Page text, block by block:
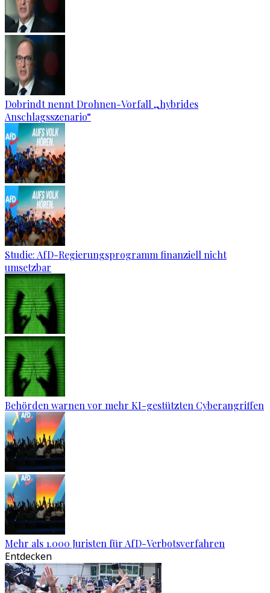
Dobrindt nennt Drohnen-Vorfall „hybrides
Anschlagsszenario“
Studie: AfD-Regierungsprogramm finanziell nicht
umsetzbar
Behörden warnen vor mehr KI-gestützten Cyberangriffen
Mehr als 1.000 Juristen für AfD-Verbotsverfahren
Entdecken